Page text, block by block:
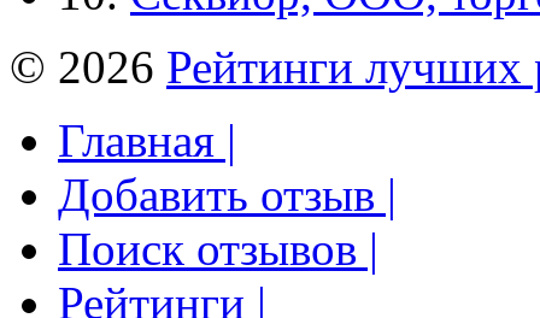
© 2026 Рейтинги лучших
Главная |
Добавить отзыв |
Поиск отзывов |
Рейтинги |